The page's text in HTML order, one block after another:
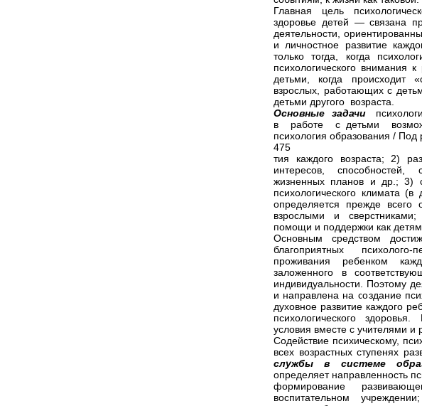
Главная цель
здоровье детей — связана
деятельности,
и личностное развитие
только тогда, когда
психологического внимания
детьми, когда происходит
взрослых, работающих с
детьми другого возраста.
Основные задачи
в работе с детьми
психология образования /
475
тия каждого возраста; 2)
интересов, способностей,
жизненных планов и др.; 3)
психологического климата
определяется прежде всего
взрослыми и сверстниками;
помощи и поддержки как
Основным средством
благоприятных
проживания ребенком
заложенного в
индивидуальности. Поэтому
и направлена на создание
духовное развитие каждого
психологического
условия вместе с учителями
Содействие психическому,
всех возрастных ступенях
службы в системе
определяет направленность
формирование
воспитательном учреждении;